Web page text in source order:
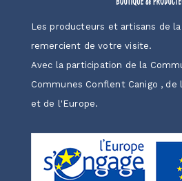
Les producteurs et artisans de
remercient de votre visite.
Avec la participation de la
Communes Conflent Canigo , de
et de l'Europe.